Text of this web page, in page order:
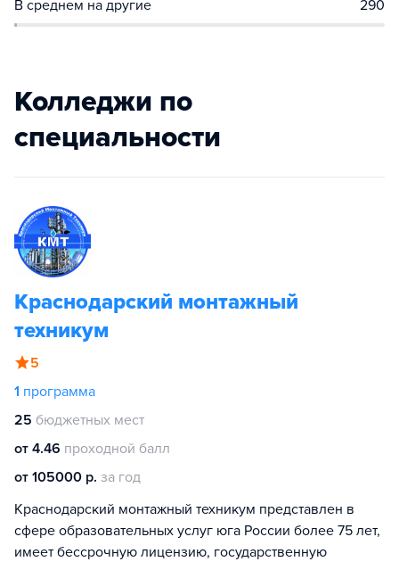
В среднем на другие 290
Колледжи по
специальности
Краснодарский монтажный
техникум
5
1 программа
25 бюджетных мест
от 4.46 проходной балл
от 105000 р. за год
Краснодарский монтажный техникум представлен в
сфере образовательных услуг юга России более 75 лет,
имеет бессрочную лицензию, государственную